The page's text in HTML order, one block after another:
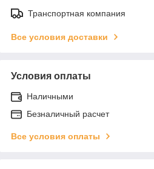
Транспортная компания
Все условия доставки
Условия оплаты
Наличными
Безналичный расчет
Все условия оплаты